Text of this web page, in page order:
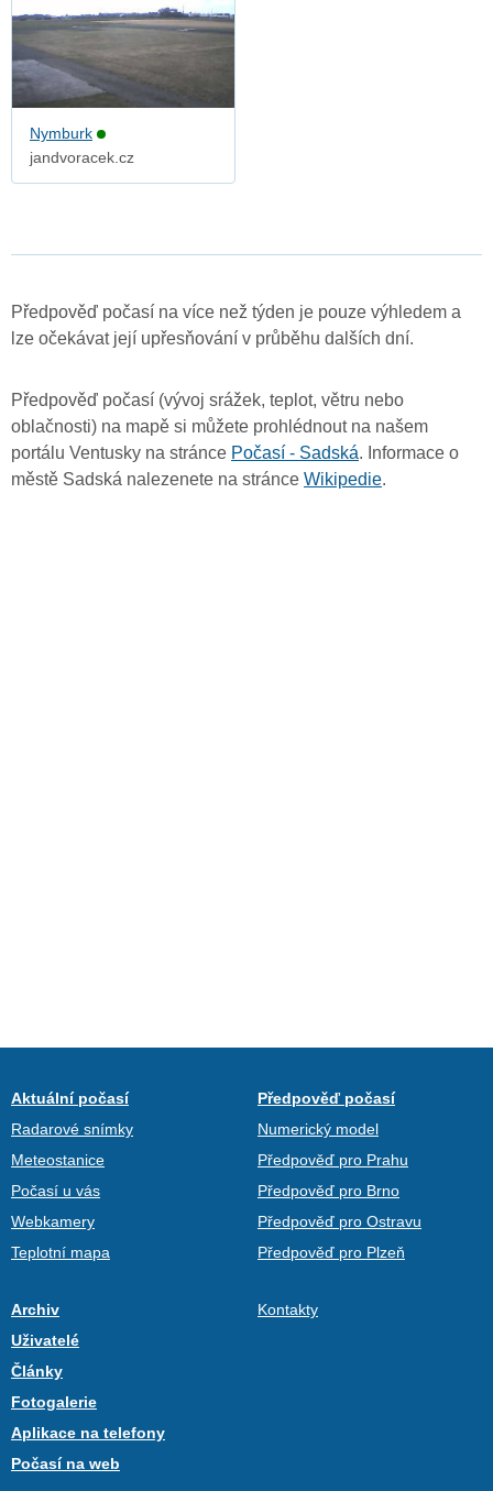
Nymburk
jandvoracek.cz
Předpověď počasí na více než týden je pouze výhledem a
lze očekávat její upřesňování v průběhu dalších dní.
Předpověď počasí (vývoj srážek, teplot, větru nebo
oblačnosti) na mapě si můžete prohlédnout na našem
portálu Ventusky na stránce Počasí - Sadská. Informace o
městě Sadská nalezenete na stránce Wikipedie.
Aktuální počasí
Radarové snímky
Meteostanice
Počasí u vás
Webkamery
Teplotní mapa
Předpověď počasí
Numerický model
Předpověď pro Prahu
Předpověď pro Brno
Předpověď pro Ostravu
Předpověď pro Plzeň
Archiv
Uživatelé
Články
Fotogalerie
Aplikace na telefony
Počasí na web
Kontakty